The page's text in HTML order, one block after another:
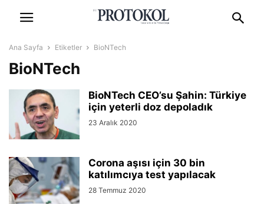
Ana Sayfa Etiketler BioNTech
BioNTech
BioNTech CEO’su Şahin: Türkiye
için yeterli doz depoladık
23 Aralık 2020
Corona aşısı için 30 bin
katılımcıya test yapılacak
28 Temmuz 2020